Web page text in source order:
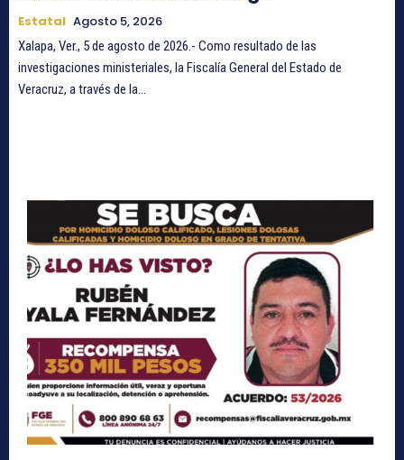
Estatal Agosto 5, 2026
Xalapa, Ver., 5 de agosto de 2026.- Como resultado de las
investigaciones ministeriales, la Fiscalía General del Estado de
Veracruz, a través de la...